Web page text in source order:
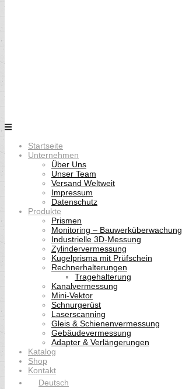
Startseite
Unternehmen
Über Uns
Unser Team
Versand Weltweit
Impressum
Datenschutz
Produkte
Prismen
Monitoring – Bauwerküberwachung
Industrielle 3D-Messung
Zylindervermessung
Kugelprisma mit Prüfschein
Rechnerhalterungen
Tragehalterung
Kanalvermessung
Mini-Vektor
Schnurgerüst
Laserscanning
Gleis & Schienenvermessung
Gebäudevermessung
Adapter & Verlängerungen
Katalog
Shop
Kontakt
Deutsch